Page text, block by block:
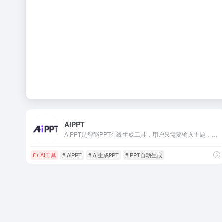
AiPPT
AI工具 # AiPPT # AI生成PPT # PPT自动生成